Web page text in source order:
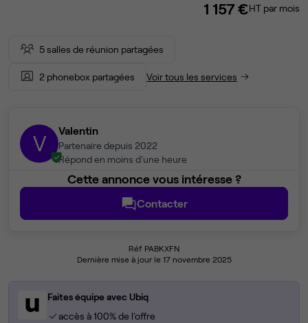
1 157 €HT par mois
5 salles de réunion partagées
2 phonebox partagées Voir tous les services
V Valentin
Partenaire depuis 2022
Répond en moins d'une heure
Cette annonce vous intéresse ?
Contacter
Réf PABKXFN
Dernière mise à jour le 17 novembre 2025
Faites équipe avec Ubiq
accès à 100% de l'offre